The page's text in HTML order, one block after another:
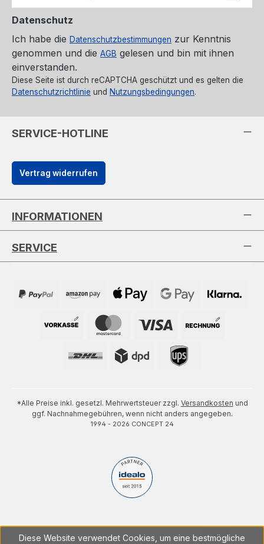
Datenschutz
Ich habe die Datenschutzbestimmungen zur Kenntnis
genommen und die AGB gelesen und bin mit ihnen
einverstanden.
Diese Seite ist durch reCAPTCHA geschützt und es gelten die
Datenschutzrichtlinie und Nutzungsbedingungen.
SERVICE-HOTLINE
Vertrag widerrufen
INFORMATIONEN
SERVICE
*Alle Preise inkl. gesetzl. Mehrwertsteuer zzgl. Versandkosten und
ggf. Nachnahmegebühren, wenn nicht anders angegeben.
1994 - 2026 CONCEPT 24
Diese Website verwendet Cookies, um eine bestmögliche